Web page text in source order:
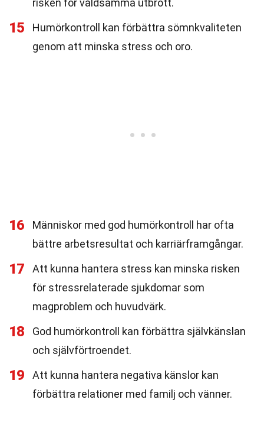
risken för våldsamma utbrott.
15
Humörkontroll kan förbättra sömnkvaliteten
genom att minska stress och oro.
16
Människor med god humörkontroll har ofta
bättre arbetsresultat och karriärframgångar.
17
Att kunna hantera stress kan minska risken
för stressrelaterade sjukdomar som
magproblem och huvudvärk.
18
God humörkontroll kan förbättra självkänslan
och självförtroendet.
19
Att kunna hantera negativa känslor kan
förbättra relationer med familj och vänner.